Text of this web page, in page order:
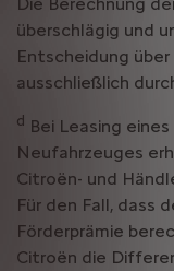
überschlägig und
Entscheidung
ausschließlich
d Bei Leasing
Neufahrzeuges
Citroën- und
Für den Fall, dass
Förderprämie
Citroën die